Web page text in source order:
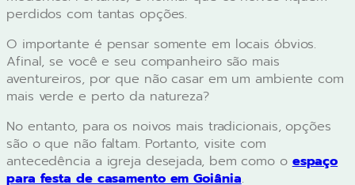
perdidos com tantas opções.
O importante é pensar somente em locais óbvios.
Afinal, se você e seu companheiro são mais
aventureiros, por que não casar em um ambiente com
mais verde e perto da natureza?
No entanto, para os noivos mais tradicionais, opções
são o que não faltam. Portanto, visite com
antecedência a igreja desejada, bem como oespaço
para festa de casamento em Goiânia.